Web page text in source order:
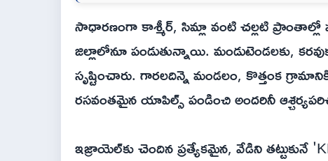
సాధారణంగా కాశ్మీర్, సిమ్లా వంటి చల్లటి ప్రాంతాల్లో
జిల్లాలోనూ పండుతున్నాయి. మండుటెండలకు,
సృష్టించారు. గారలదిన్నె మండలం, కొత్తంక
రసవంతమైన యాపిల్స్ పండించి అందరినీ
ఇజ్రాయెల్‌కు చెందిన ప్రత్యేకమైన, వేడిని